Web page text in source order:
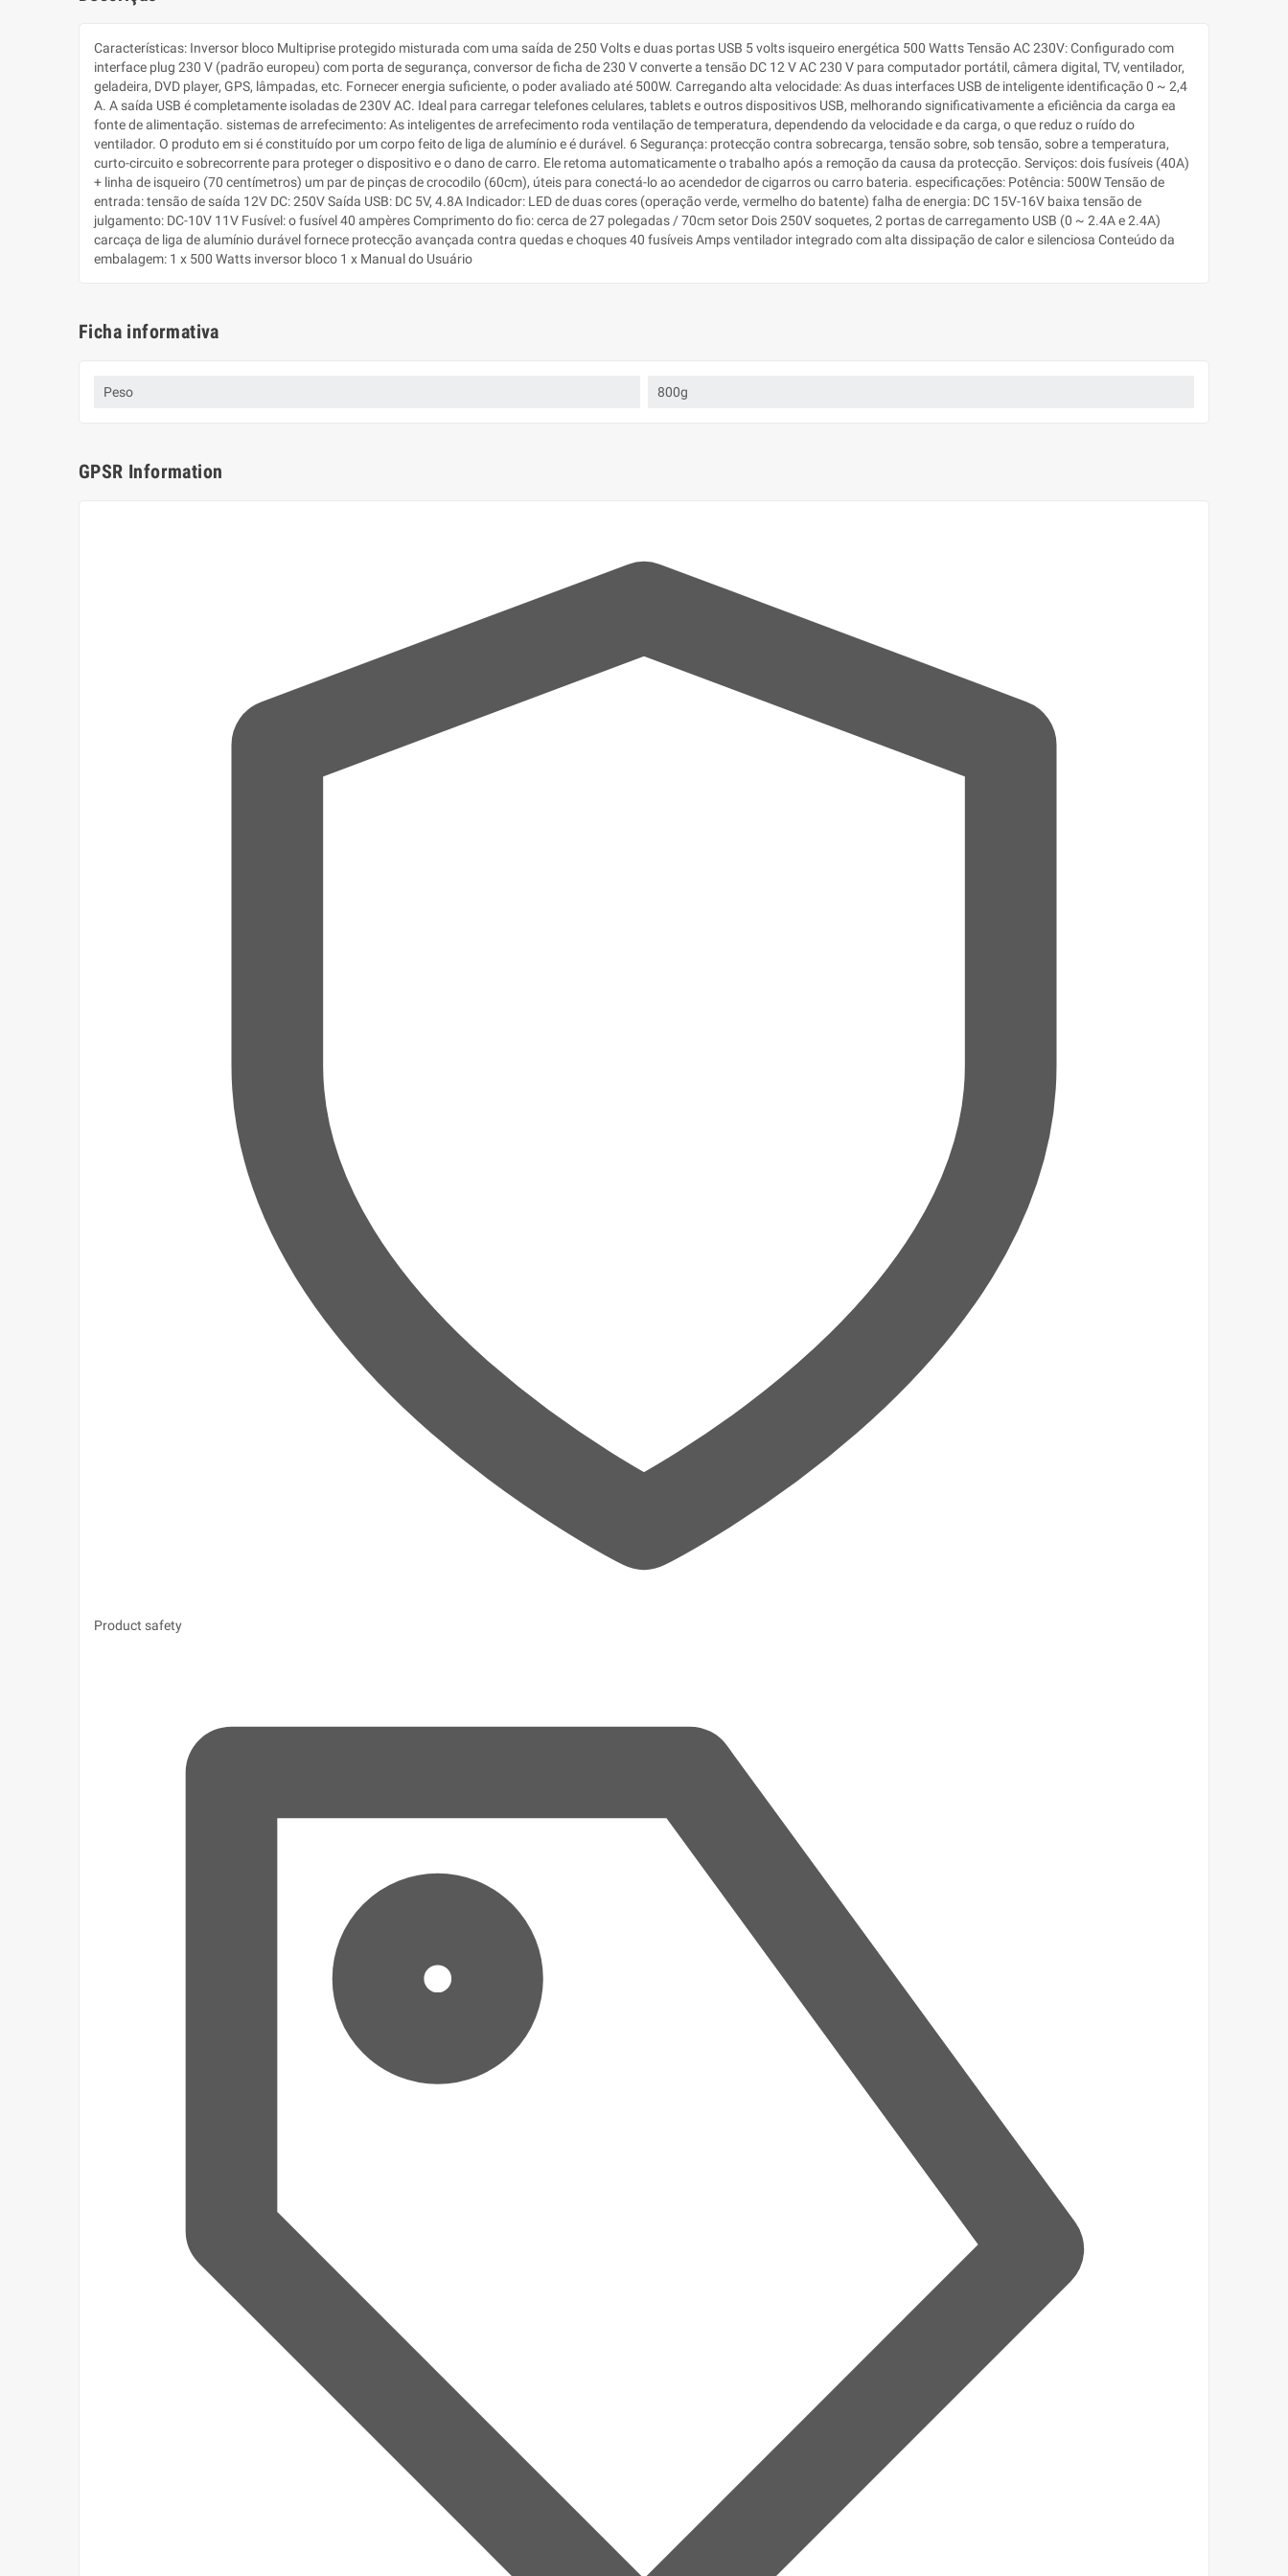
Características: Inversor bloco Multiprise protegido misturada com uma saída de 250 Volts e duas portas USB 5 volts isqueiro energética 500 Watts Tensão AC 230V: Configurado com
interface plug 230 V (padrão europeu) com porta de segurança, conversor de ficha de 230 V converte a tensão DC 12 V AC 230 V para computador portátil, câmera digital, TV, ventilador,
geladeira, DVD player, GPS, lâmpadas, etc. Fornecer energia suficiente, o poder avaliado até 500W. Carregando alta velocidade: As duas interfaces USB de inteligente identificação 0 ~ 2,4
A. A saída USB é completamente isoladas de 230V AC. Ideal para carregar telefones celulares, tablets e outros dispositivos USB, melhorando significativamente a eficiência da carga ea
fonte de alimentação. sistemas de arrefecimento: As inteligentes de arrefecimento roda ventilação de temperatura, dependendo da velocidade e da carga, o que reduz o ruído do
ventilador. O produto em si é constituído por um corpo feito de liga de alumínio e é durável. 6 Segurança: protecção contra sobrecarga, tensão sobre, sob tensão, sobre a temperatura,
curto-circuito e sobrecorrente para proteger o dispositivo e o dano de carro. Ele retoma automaticamente o trabalho após a remoção da causa da protecção. Serviços: dois fusíveis (40A)
+ linha de isqueiro (70 centímetros) um par de pinças de crocodilo (60cm), úteis para conectá-lo ao acendedor de cigarros ou carro bateria. especificações: Potência: 500W Tensão de
entrada: tensão de saída 12V DC: 250V Saída USB: DC 5V, 4.8A Indicador: LED de duas cores (operação verde, vermelho do batente) falha de energia: DC 15V-16V baixa tensão de
julgamento: DC-10V 11V Fusível: o fusível 40 ampères Comprimento do fio: cerca de 27 polegadas / 70cm setor Dois 250V soquetes, 2 portas de carregamento USB (0 ~ 2.4A e 2.4A)
carcaça de liga de alumínio durável fornece protecção avançada contra quedas e choques 40 fusíveis Amps ventilador integrado com alta dissipação de calor e silenciosa Conteúdo da
embalagem: 1 x 500 Watts inversor bloco 1 x Manual do Usuário
Ficha informativa
Peso 800g
GPSR Information
Product safety